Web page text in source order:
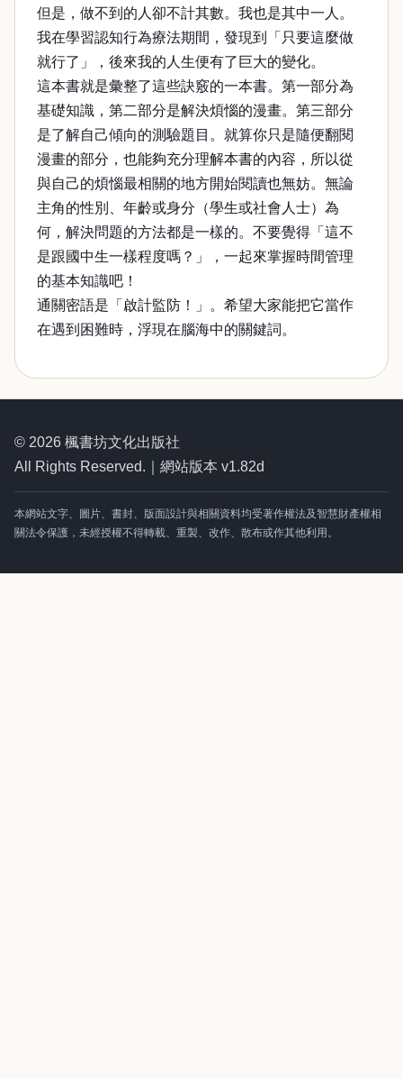
但是，做不到的人卻不計其數。我也是其中一人。
我在學習認知行為療法期間，發現到「只要這麼做
就行了」，後來我的人生便有了巨大的變化。
這本書就是彙整了這些訣竅的一本書。第一部分為
基礎知識，第二部分是解決煩惱的漫畫。第三部分
是了解自己傾向的測驗題目。就算你只是隨便翻閱
漫畫的部分，也能夠充分理解本書的內容，所以從
與自己的煩惱最相關的地方開始閱讀也無妨。無論
主角的性別、年齡或身分（學生或社會人士）為
何，解決問題的方法都是一樣的。不要覺得「這不
是跟國中生一樣程度嗎？」，一起來掌握時間管理
的基本知識吧！
通關密語是「啟計監防！」。希望大家能把它當作
在遇到困難時，浮現在腦海中的關鍵詞。
© 2026 楓書坊文化出版社
All Rights Reserved.｜網站版本 v1.82d
本網站文字、圖片、書封、版面設計與相關資料均受著作權法及智慧財產權相
關法令保護，未經授權不得轉載、重製、改作、散布或作其他利用。